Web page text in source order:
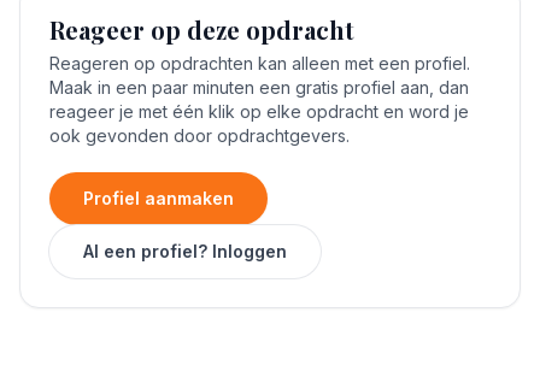
Reageer op deze opdracht
Reageren op opdrachten kan alleen met een profiel.
Maak in een paar minuten een gratis profiel aan, dan
reageer je met één klik op elke opdracht en word je
ook gevonden door opdrachtgevers.
Profiel aanmaken
Al een profiel? Inloggen